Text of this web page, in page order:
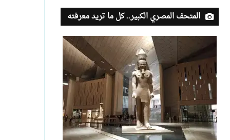
المتحف المصري الكبير.. كل ما تريد معرفته